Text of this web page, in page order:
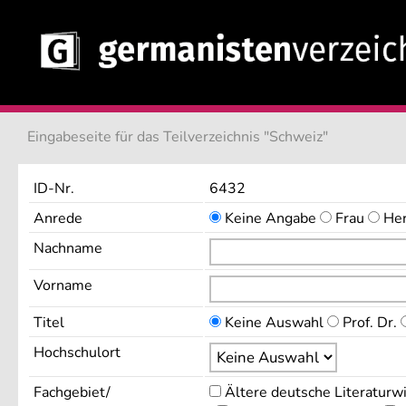
Eingabeseite für das Teilverzeichnis "Schweiz"
ID-Nr.
6432
Anrede
Keine Angabe Frau
Nachname
Vorname
Titel
Keine Auswahl
Prof. Dr.
Hochschulort
Fachgebiet/
Ältere deutsche